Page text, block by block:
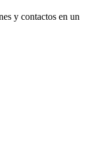
y contactos en un